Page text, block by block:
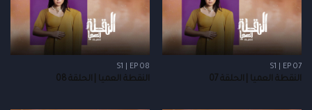
S1 | EP 07
النقطة العميا | الحلقة 07
S1 | EP 08
النقطة العميا | الحلقة 08